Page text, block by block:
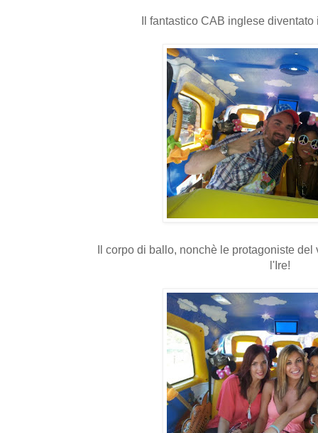
Il fantastico CAB inglese
Il corpo di ballo, nonchè le protagoniste
l'Ire!